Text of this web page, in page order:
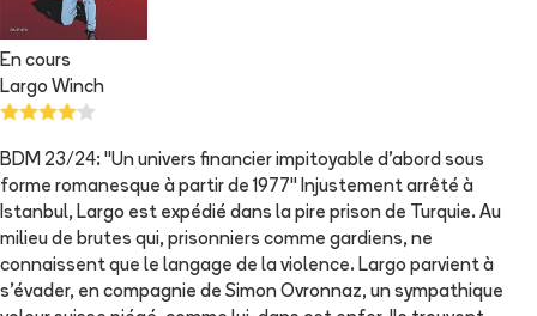
En cours
Largo Winch
BDM 23/24: "Un univers financier impitoyable d'abord sous
forme romanesque à partir de 1977" Injustement arrêté à
Istanbul, Largo est expédié dans la pire prison de Turquie. Au
milieu de brutes qui, prisonniers comme gardiens, ne
connaissent que le langage de la violence. Largo parvient à
s'évader, en compagnie de Simon Ovronnaz, un sympathique